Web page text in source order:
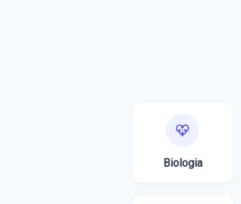
Biologia